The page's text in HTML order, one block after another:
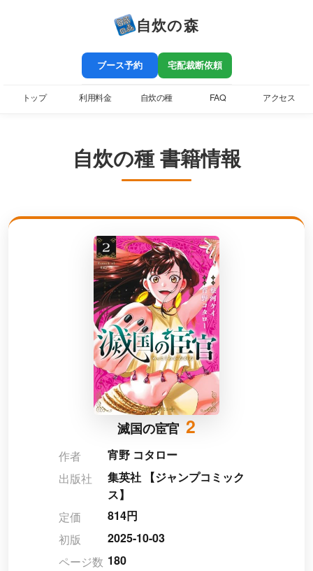
自炊の森
ブース予約 宅配裁断依頼
トップ 利用料金 自炊の種 FAQ アクセス
自炊の種 書籍情報
滅国の宦官 2
作者
宵野 コタロー
出版社
集英社 【ジャンプコミック
ス】
定価
814円
初版
2025-10-03
ページ数 180